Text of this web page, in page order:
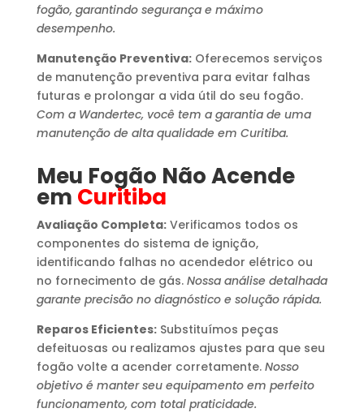
fogão, garantindo segurança e máximo
desempenho.
Manutenção Preventiva:Oferecemos serviços
de manutenção preventiva para evitar falhas
futuras e prolongar a vida útil do seu fogão.
Com a Wandertec, você tem a garantia de uma
manutenção de alta qualidade em Curitiba.
Meu Fogão Não Acende
em Curitiba
Avaliação Completa:Verificamos todos os
componentes do sistema de ignição,
identificando falhas no acendedor elétrico ou
no fornecimento de gás. Nossa análise detalhada
garante precisão no diagnóstico e solução rápida.
Reparos Eficientes:Substituímos peças
defeituosas ou realizamos ajustes para que seu
fogão volte a acender corretamente. Nosso
objetivo é manter seu equipamento em perfeito
funcionamento, com total praticidade.